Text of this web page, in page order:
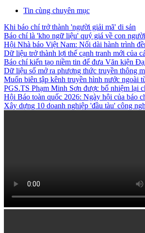
Tin cùng chuyên mục
Khi báo chí trở thành 'người giải mã' di sản
Báo chí là 'kho ngữ liệu' quý giá về con
Hội Nhà báo Việt Nam: Nối dài hành trình
Dữ liệu trở thành lợi thế cạnh tranh mới của
Báo chí kiến tạo niềm tin để đưa Văn kiện
Dữ liệu số mở ra phương thức truyền thông
Muốn biên tập kênh truyền hình nước ngoài
PGS.TS Phạm Minh Sơn được bổ nhiệm lại
Hội Báo toàn quốc 2026: Ngày hội của báo
Xây dựng 10 doanh nghiệp 'đầu tàu' công